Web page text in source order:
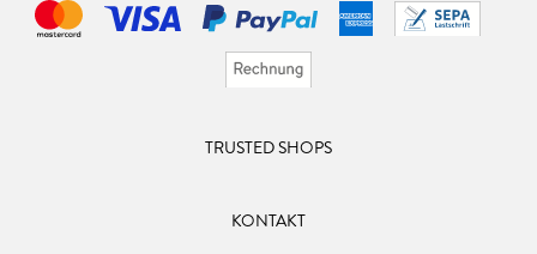
TRUSTED SHOPS
KONTAKT